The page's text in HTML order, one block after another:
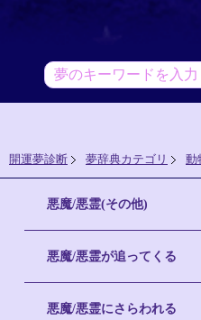
開運夢診断 夢辞典カテゴリ 動
悪魔/悪霊(その他)
悪魔/悪霊が追ってくる
悪魔/悪霊にさらわれる